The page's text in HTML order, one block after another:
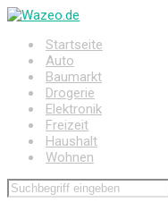
Zum
springenStartseite
Auto
Baumarkt
Drogerie
Elektronik
Freizeit
Haushalt
Wohnen